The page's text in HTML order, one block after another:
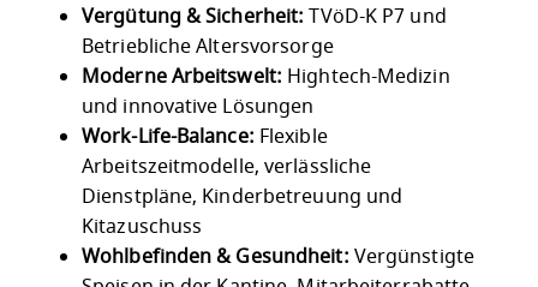
Vergütung & Sicherheit: TVöD-K P7 und
Betriebliche Altersvorsorge
Moderne Arbeitswelt: Hightech-Medizin
und innovative Lösungen
Work-Life-Balance: Flexible
Arbeitszeitmodelle, verlässliche
Dienstpläne, Kinderbetreuung und
Kitazuschuss
Wohlbefinden & Gesundheit: Vergünstigte